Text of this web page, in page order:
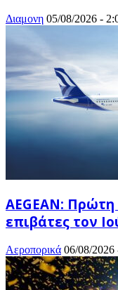
Διαμονη 05/08/2026 -
AEGEAN:
επιβάτες τον
Αεροπορικά 06/08/